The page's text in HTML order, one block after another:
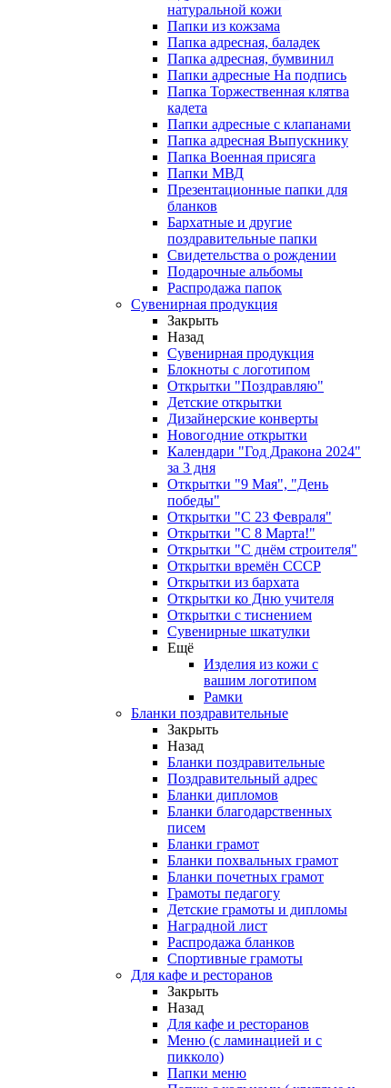
натуральной кожи
Папки из кожзама
Папка адресная, баладек
Папка адресная, бумвинил
Папки адресные На подпись
Папка Торжественная клятва
кадета
Папки адресные с клапанами
Папка адресная Выпускнику
Папка Военная присяга
Папки МВД
Презентационные папки для
бланков
Бархатные и другие
поздравительные папки
Свидетельства о рождении
Подарочные альбомы
Распродажа папок
Сувенирная продукция
Закрыть
Назад
Сувенирная продукция
Блокноты с логотипом
Открытки "Поздравляю"
Детские открытки
Дизайнерские конверты
Новогодние открытки
Календари "Год Дракона 2024"
за 3 дня
Открытки "9 Мая", "День
победы"
Открытки "С 23 Февраля"
Открытки "С 8 Марта!"
Открытки "С днём строителя"
Открытки времён СССР
Открытки из бархата
Открытки ко Дню учителя
Открытки с тиснением
Сувенирные шкатулки
Ещё
Изделия из кожи с
вашим логотипом
Рамки
Бланки поздравительные
Закрыть
Назад
Бланки поздравительные
Поздравительный адрес
Бланки дипломов
Бланки благодарственных
писем
Бланки грамот
Бланки похвальных грамот
Бланки почетных грамот
Грамоты педагогу
Детские грамоты и дипломы
Наградной лист
Распродажа бланков
Спортивные грамоты
Для кафе и ресторанов
Закрыть
Назад
Для кафе и ресторанов
Меню (с ламинацией и с
пикколо)
Папки меню